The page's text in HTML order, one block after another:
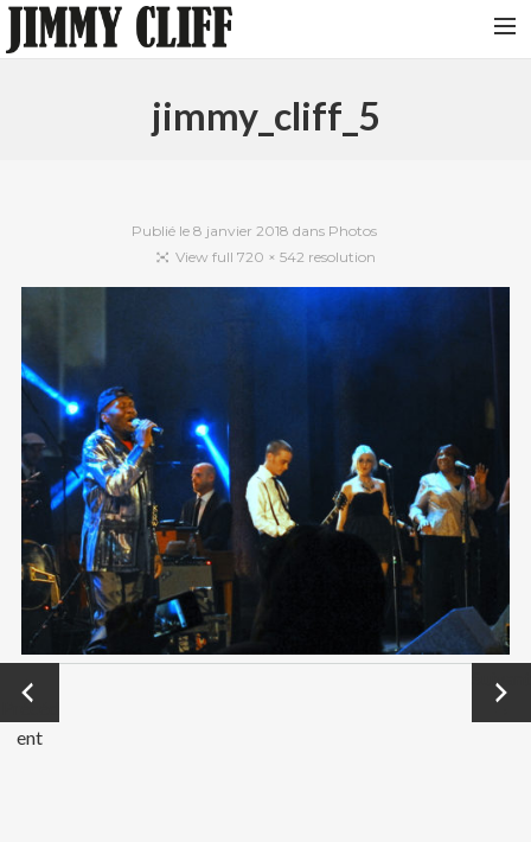
CONTACT
jimmy_cliff_5
Publié le 8 janvier 2018 dans Photos
View full 720 × 542 resolution
←
Précéd
ent
Suivant
→